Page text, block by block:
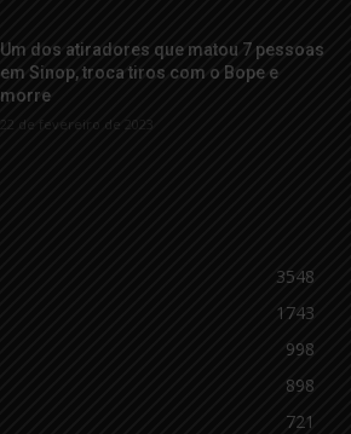
Um dos atiradores que matou 7 pessoas
em Sinop, troca tiros com o Bope e
morre
22 de fevereiro de 2023
3548
1743
998
898
721